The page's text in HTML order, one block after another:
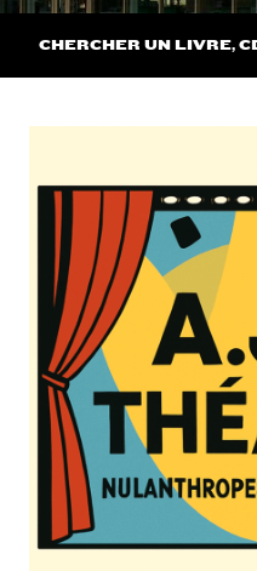
CHERCHER UN LIVRE,